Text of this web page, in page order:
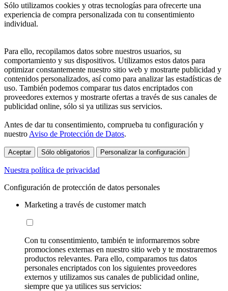
Sólo utilizamos cookies y otras tecnologías para ofrecerte una
experiencia de compra personalizada con tu consentimiento
individual.
Para ello, recopilamos datos sobre nuestros usuarios, su
comportamiento y sus dispositivos. Utilizamos estos datos para
optimizar constantemente nuestro sitio web y mostrarte publicidad y
contenidos personalizados, así como para analizar las estadísticas de
uso. También podemos comparar tus datos encriptados con
proveedores externos y mostrarte ofertas a través de sus canales de
publicidad online, sólo si ya utilizas sus servicios.
Antes de dar tu consentimiento, comprueba tu configuración y
nuestro Aviso de Protección de Datos.
Aceptar Sólo obligatorios Personalizar la configuración
Nuestra política de privacidad
Configuración de protección de datos personales
Marketing a través de customer match
Con tu consentimiento, también te informaremos sobre
promociones externas en nuestro sitio web y te mostraremos
productos relevantes. Para ello, comparamos tus datos
personales encriptados con los siguientes proveedores
externos y utilizamos sus canales de publicidad online,
siempre que ya utilices sus servicios: